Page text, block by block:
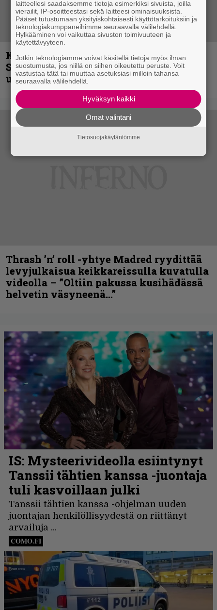
Kunnianosoitus hyiselle Pohjolalle –
Shining hyppäsi keskelle kinoksia
uudella videollaan
Thrash ’n’ roll -yhtye Madred ryydittää
levyjulkaisua keikkareissulla kuvatulla
videolla – ”Oltiin pakussa kusihädässä
helvetin väsyneenä…”
laitteellesi saadaksemme tietoja esimerkiksi sivuista, joilla
vierailit, IP-osoitteestasi sekä laitteesi ominaisuuksista.
Pääset tutustumaan yksityiskohtaisesti käyttötarkoituksiin ja
teknologiakumppaneihimme seuraavalla välilehdellä.
Hylkääminen voi vaikuttaa sivuston toimivuuteen ja
käytettävyyteen.
Jotkin teknologiamme voivat käsitellä tietoja myös ilman
suostumusta, jos niillä on siihen oikeutettu peruste. Voit
vastustaa tätä tai muuttaa asetuksiasi milloin tahansa
seuraavalla välilehdellä.
Hyväksyn kaikki
Omat valintani
Tietosuojakäytäntömme